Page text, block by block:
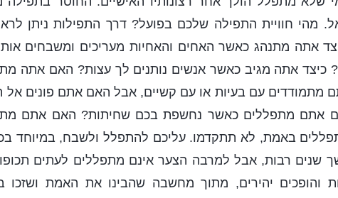
מהי חוויית התפילה שלכם בפועל? דרך התפילות ניתן
אתה מתנהג כאשר האחים והאחיות מעריכים ומשבחים
כיצד אתה מגיב כאשר אנשים נותנים לך עצות? האם אתה
מתמודדים עם בעיות או עם קשיים, אבל האם אתם פונים אל
אתם מתפללים כאשר נחשפת בכם שחיתות? האם אתם
באמת, לא תתקדמו. עליכם להתפלל ולשבח, במיוחד
שנים רבות, אבל למרבה הצער אינם מתפללים לעתים
והופכים יהירים, מתוך מחשבה שהבינו את האמת ושזכו